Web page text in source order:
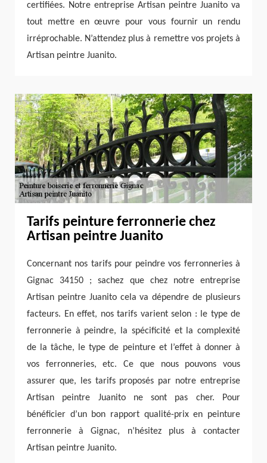
certifiées. Notre entreprise Artisan peintre Juanito va
tout mettre en œuvre pour vous fournir un rendu
irréprochable. N’attendez plus à remettre vos projets à
Artisan peintre Juanito.
Tarifs peinture ferronnerie chez
Artisan peintre Juanito
Concernant nos tarifs pour peindre vos ferronneries à
Gignac 34150 ; sachez que chez notre entreprise
Artisan peintre Juanito cela va dépendre de plusieurs
facteurs. En effet, nos tarifs varient selon : le type de
ferronnerie à peindre, la spécificité et la complexité
de la tâche, le type de peinture et l’effet à donner à
vos ferronneries, etc. Ce que nous pouvons vous
assurer que, les tarifs proposés par notre entreprise
Artisan peintre Juanito ne sont pas cher. Pour
bénéficier d’un bon rapport qualité-prix en peinture
ferronnerie à Gignac, n’hésitez plus à contacter
Artisan peintre Juanito.